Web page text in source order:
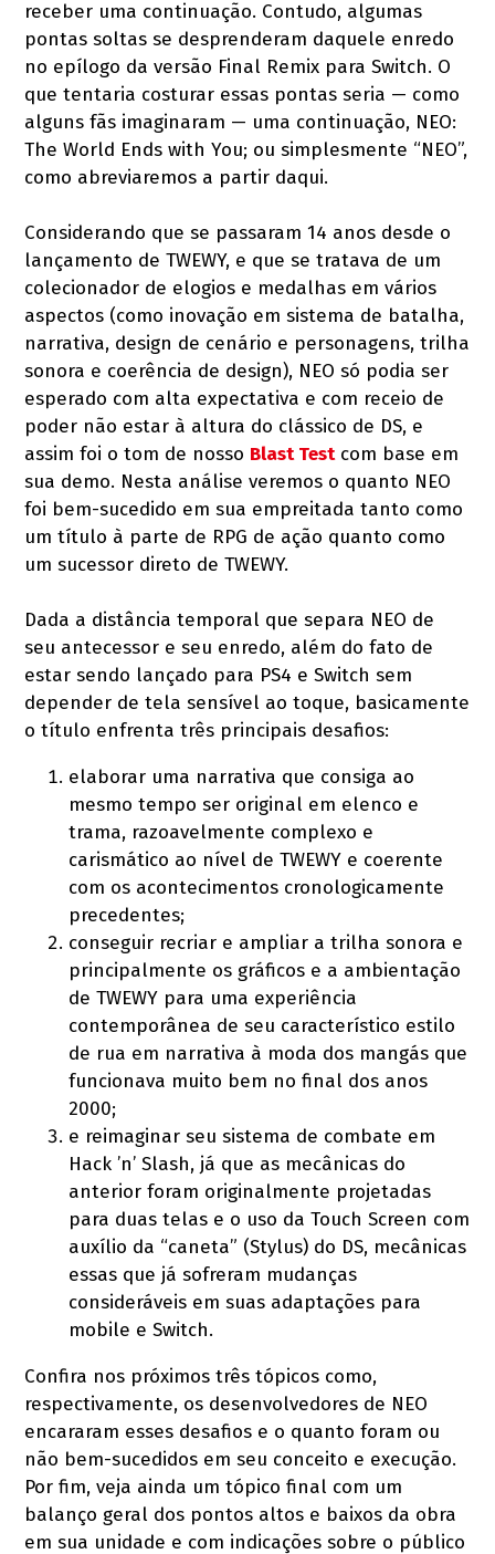
receber uma continuação. Contudo, algumas
pontas soltas se desprenderam daquele enredo
no epílogo da versão Final Remix para Switch. O
que tentaria costurar essas pontas seria — como
alguns fãs imaginaram — uma continuação, NEO:
The World Ends with You; ou simplesmente “NEO”,
como abreviaremos a partir daqui.
Considerando que se passaram 14 anos desde o
lançamento de TWEWY, e que se tratava de um
colecionador de elogios e medalhas em vários
aspectos (como inovação em sistema de batalha,
narrativa, design de cenário e personagens, trilha
sonora e coerência de design), NEO só podia ser
esperado com alta expectativa e com receio de
poder não estar à altura do clássico de DS, e
assim foi o tom de nosso Blast Testcom base em
sua demo. Nesta análise veremos o quanto NEO
foi bem-sucedido em sua empreitada tanto como
um título à parte de RPG de ação quanto como
um sucessor direto de TWEWY.
Dada a distância temporal que separa NEO de
seu antecessor e seu enredo, além do fato de
estar sendo lançado para PS4 e Switch sem
depender de tela sensível ao toque, basicamente
o título enfrenta três principais desafios:
elaborar uma narrativa que consiga ao
mesmo tempo ser original em elenco e
trama, razoavelmente complexo e
carismático ao nível de TWEWY e coerente
com os acontecimentos cronologicamente
precedentes;
conseguir recriar e ampliar a trilha sonora e
principalmente os gráficos e a ambientação
de TWEWY para uma experiência
contemporânea de seu característico estilo
de rua em narrativa à moda dos mangás que
funcionava muito bem no final dos anos
2000;
e reimaginar seu sistema de combate em
Hack ’n’ Slash, já que as mecânicas do
anterior foram originalmente projetadas
para duas telas e o uso da Touch Screen com
auxílio da “caneta” (Stylus) do DS, mecânicas
essas que já sofreram mudanças
consideráveis em suas adaptações para
mobile e Switch.
Confira nos próximos três tópicos como,
respectivamente, os desenvolvedores de NEO
encararam esses desafios e o quanto foram ou
não bem-sucedidos em seu conceito e execução.
Por fim, veja ainda um tópico final com um
balanço geral dos pontos altos e baixos da obra
em sua unidade e com indicações sobre o público